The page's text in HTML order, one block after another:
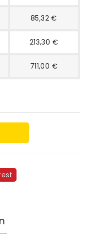
85,32 €
213,30 €
711,00 €